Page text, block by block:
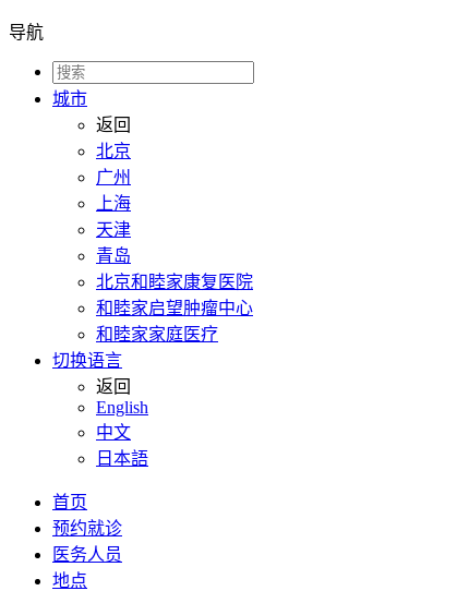
导航
城市
返回
北京
广州
上海
天津
青岛
北京和睦家康复医院
和睦家启望肿瘤中心
和睦家家庭医疗
切换语言
返回
English
中文
日本語
首页
预约就诊
医务人员
地点